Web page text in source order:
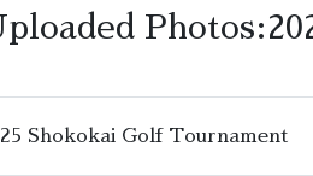
Shokokai Golf Tournament